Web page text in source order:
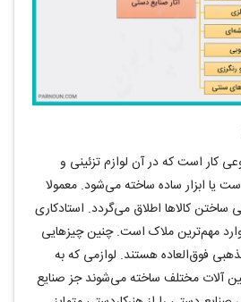
کار است که در آن لوازم تزئینی و
دست یا ابزار ساده ساخته می‌شود. معمولا
کالاها اطلاق می‌گردد. استادکاری
مهم‌ترین ملاک است. چنین چیزهایی
فوق‌العاده هستند. لوازمی که به
آلات مختلف ساخته می‌شوند جز صنایع